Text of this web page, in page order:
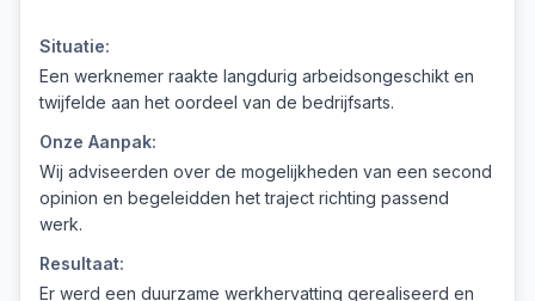
Situatie:
Een werknemer raakte langdurig arbeidsongeschikt en
twijfelde aan het oordeel van de bedrijfsarts.
Onze Aanpak:
Wij adviseerden over de mogelijkheden van een second
opinion en begeleidden het traject richting passend
werk.
Resultaat:
Er werd een duurzame werkhervatting gerealiseerd en